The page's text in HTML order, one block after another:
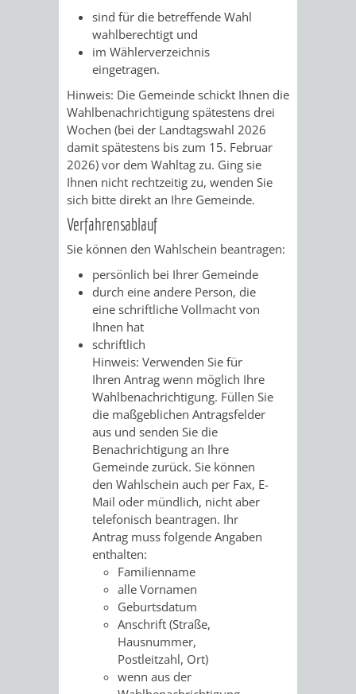
DENKMALSCHUTZBEHÖRDE
BEREICH
DENKMALSCHUTZ
GENEHMIGUNGSVERFAHREN
TAG
DES
OFFENEN
DENKMALS
STÄDTISCHER
HÄUSER
LIEGENSCHAFTEN
ABWASSERBESEITIGUNG
ERSCHLIESSUNGSBEITRAG
ANTRAGSVERFAHREN
VERMIETE
DOCH
AN
DEINE
STADT
WIEDERVERMIETUNGSPRÄMIE
DEZERNATE
UND
DENKMALSCHUTZ
AMT
STABSSTELLE
BAU)
KULTUR,
AMT
sind für die betreffende Wahl
wahlberechtigt und
im Wählerverzeichnis
eingetragen.
Hinweis: Die Gemeinde schickt Ihnen die
Wahlbenachrichtigung spätestens drei
Wochen (bei der Landtagswahl 2026
damit spätestens bis zum 15. Februar
2026) vor dem Wahltag zu. Ging sie
Ihnen nicht rechtzeitig zu, wenden Sie
sich bitte direkt an Ihre Gemeinde.
Verfahrensablauf
Sie können den Wahlschein beantragen:
persönlich bei Ihrer Gemeinde
durch eine andere Person, die
eine schriftliche Vollmacht von
Ihnen hat
schriftlich
Hinweis: Verwenden Sie für
Ihren Antrag wenn möglich Ihre
Wahlbenachrichtigung. Füllen Sie
die maßgeblichen Antragsfelder
aus und senden Sie die
Benachrichtigung an Ihre
Gemeinde zurück. Sie können
den Wahlschein auch per Fax, E-
Mail oder mündlich, nicht aber
telefonisch beantragen. Ihr
Antrag muss folgende Angaben
enthalten:
Familienname
alle Vornamen
Geburtsdatum
Anschrift (Straße,
Hausnummer,
Postleitzahl, Ort)
wenn aus der